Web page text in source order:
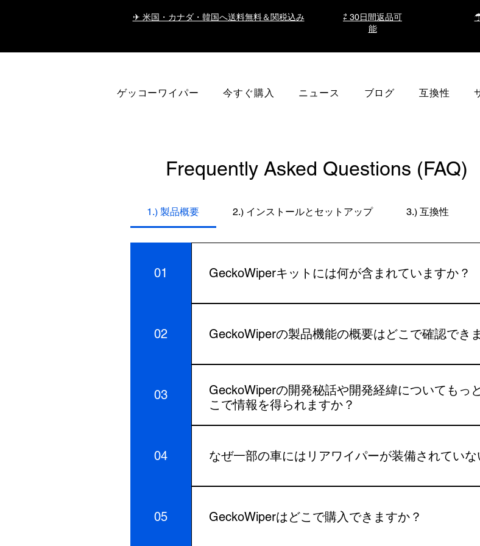
✈ 米国・カナダ・韓国へ送料無料＆関税込み
⇄ 30日間返品可
能
ゲッコーワイパー 今すぐ購入 ニュース ブログ 互換性
Frequently Asked Questions (FAQ)
1.) 製品概要 2.) インストールとセットアップ 3.) 互換性
01 GeckoWiperキットには何が含まれていますか？
リアワイパーアフターマーケットキット（Geckowiper製）
＋真空）Geckowiper ユーザーマニュアルEV-olutionによる
BZ4Xなど多数）CARSCENEKOREAによるGeckowiperの実
02 GeckoWiperの製品機能の概要はどこで確認でき
GeckoWiperの機能と性能に関する詳細な概要は、当社のウ
ます。これらのページでは、GeckoWiperの仕組み、主な利
パフォーマンスについて説明しています。
03
GeckoWiperの開発秘話や開発経緯についてもっ
こで情報を得られますか？
GeckoWiperGeckoWiper🦎の背後にあるイノベーションを解
みの工具不要取り付け式リアワイパーシステムの開発プロセ
関する洞察テストと製品アップデートインストールに関する
04 なぜ一部の車にはリアワイパーが装備されていな
多くの現代の車は、設計上の選択や自動車メーカーのコスト
ます。GeckoWiperは、後付けのリアワイパーシステムによ
05 GeckoWiperはどこで購入できますか？